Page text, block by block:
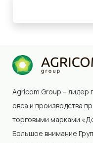
Agricom Group – лидер
овса и производства
торговыми марками
Большое внимание